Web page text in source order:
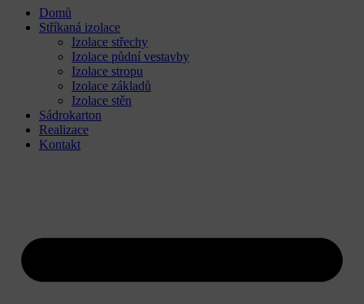
Domů
Stříkaná izolace
Izolace střechy
Izolace půdní vestavby
Izolace stropu
Izolace základů
Izolace stěn
Sádrokarton
Realizace
Kontakt